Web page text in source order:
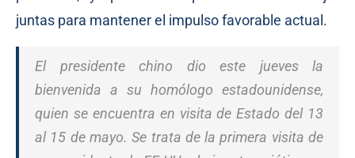
juntas para mantener el impulso favorable actual.
El presidente chino dio este jueves la
bienvenida a su homólogo estadounidense,
quien se encuentra en visita de Estado del 13
al 15 de mayo. Se trata de la primera visita de